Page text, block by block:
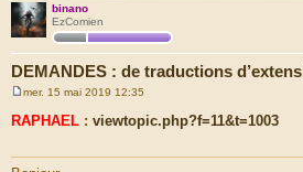
binano
EzComien
DEMANDES : de traductions
e
s
a
g
mer. 15 mai 2019 12:35
RAPHAEL : viewtopic.php?f=11&t=1003